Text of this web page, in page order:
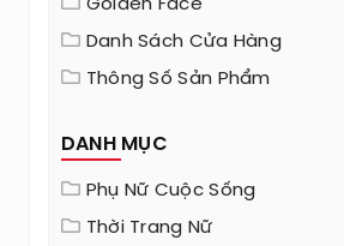
Golden Face
Danh Sách Cửa Hàng
Thông Số Sản Phẩm
DANH MỤC
Phụ Nữ Cuộc Sống
Thời Trang Nữ